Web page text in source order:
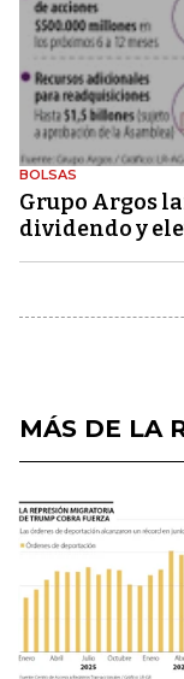
BOLSAS
Grupo Argos
dividendo y
MÁS DE LA